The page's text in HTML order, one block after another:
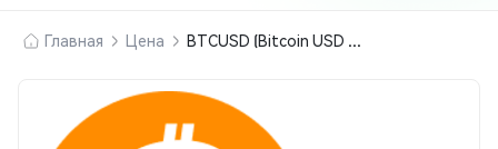
Главная Цена BTCUSD (Bitcoin USD (BTCFi))